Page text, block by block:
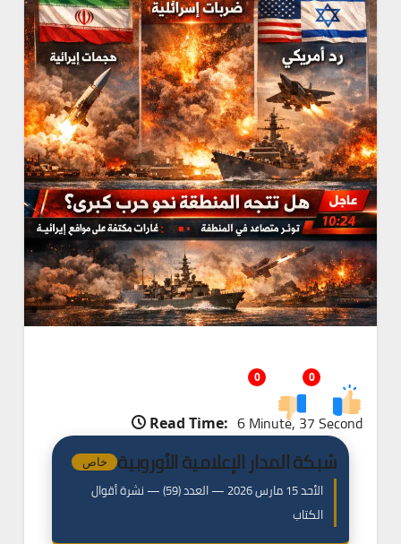
0
0
Read Time: 6 Minute, 37 Second
شبكة المدار الإعلامية الأوروبية خاص
الأحد 15 مارس 2026 — العدد (59) — نشرة أقوال
الكتاب